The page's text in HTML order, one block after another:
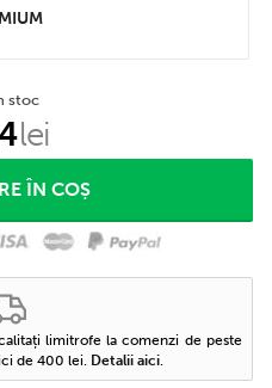
stoc
lei
limitrofe la comenzi de peste
de 400 lei. Detalii aici.